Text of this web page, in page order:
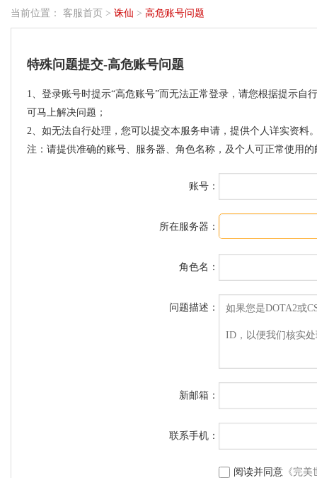
当前位置： 客服首页 > 诛仙 > 高危账号问题
特殊问题提交-高危账号问题
1、登录账号时提示“高危账号”而无法正常登录，请您根据提示自
可马上解决问题；
2、如无法自行处理，您可以提交本服务申请，提供个人详实资料
注：请提供准确的账号、服务器、角色名称，及个人可正常使用的
账号：
所在服务器：
角色名：
问题描述：
新邮箱：
联系手机：
阅读并同意《完美